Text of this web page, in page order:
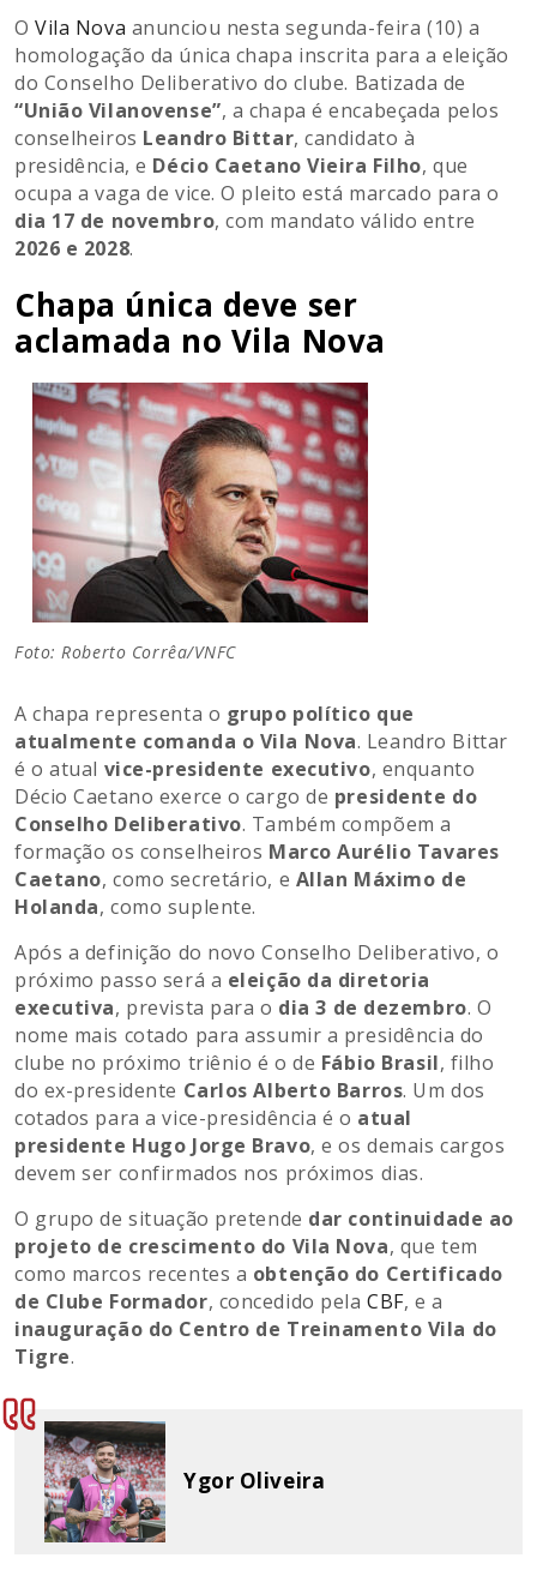
OVila Nova anunciou nesta segunda-feira (10) a
homologação da única chapa inscrita para a eleição
do Conselho Deliberativo do clube. Batizada de
“União Vilanovense”, a chapa é encabeçada pelos
conselheiros Leandro Bittar, candidato à
presidência, e Décio Caetano Vieira Filho, que
ocupa a vaga de vice. O pleito está marcado para o
dia 17 de novembro, com mandato válido entre
2026 e 2028.
Chapa única deve ser
aclamada no Vila Nova
Foto: Roberto Corrêa/VNFC
A chapa representa o grupo político que
atualmente comanda o Vila Nova. Leandro Bittar
é o atual vice-presidente executivo, enquanto
Décio Caetano exerce o cargo de presidente do
Conselho Deliberativo. Também compõem a
formação os conselheiros Marco Aurélio Tavares
Caetano, como secretário, e Allan Máximo de
Holanda, como suplente.
Após a definição do novo Conselho Deliberativo, o
próximo passo será a eleição da diretoria
executiva, prevista para o dia 3 de dezembro. O
nome mais cotado para assumir a presidência do
clube no próximo triênio é o de Fábio Brasil, filho
do ex-presidente Carlos Alberto Barros. Um dos
cotados para a vice-presidência é o atual
presidente Hugo Jorge Bravo, e os demais cargos
devem ser confirmados nos próximos dias.
O grupo de situação pretende dar continuidade ao
projeto de crescimento do Vila Nova, que tem
como marcos recentes a obtenção do Certificado
de Clube Formador, concedido pelaCBF, e a
inauguração do Centro de Treinamento Vila do
Tigre.
Ygor Oliveira